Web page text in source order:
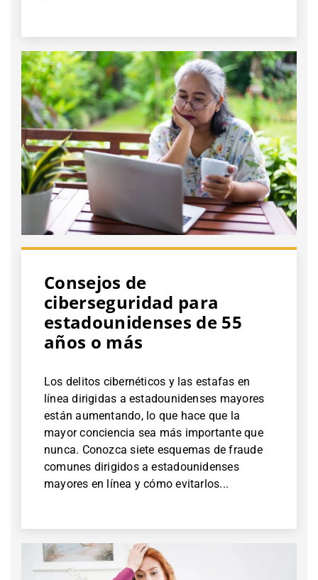
Consejos de
ciberseguridad para
estadounidenses de 55
años o más
Los delitos cibernéticos y las estafas en
línea dirigidas a estadounidenses mayores
están aumentando, lo que hace que la
mayor conciencia sea más importante que
nunca. Conozca siete esquemas de fraude
comunes dirigidos a estadounidenses
mayores en línea y cómo evitarlos...